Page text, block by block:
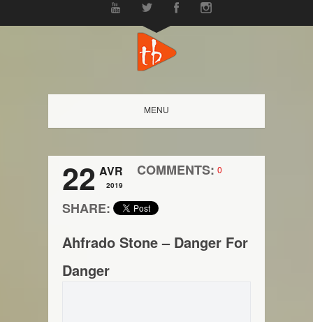
MENU
22 AVR
2019
COMMENTS: 0
SHARE:
Ahfrado Stone – Danger For
Danger